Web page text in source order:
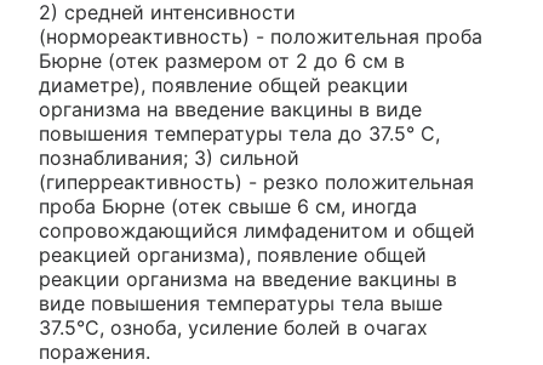
2) средней интенсивности
(нормореактивность) - положительная проба
Бюрне (отек размером от 2 до 6 см в
диаметре), появление общей реакции
организма на введение вакцины в виде
повышения температуры тела до 37.5° С,
познабливания; 3) сильной
(гиперреактивность) - резко положительная
проба Бюрне (отек свыше 6 см, иногда
сопровождающийся лимфаденитом и общей
реакцией организма), появление общей
реакции организма на введение вакцины в
виде повышения температуры тела выше
37.5°С, озноба, усиление болей в очагах
поражения.